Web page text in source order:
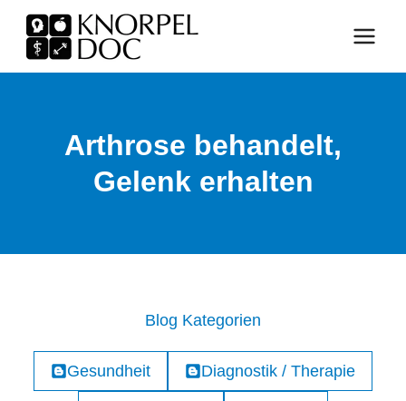
Inhalt
springen
Arthrose behandelt,
Gelenk erhalten
Blog Kategorien
Gesundheit Diagnostik / Therapie